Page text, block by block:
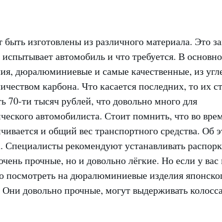
изготовлены из различного материала. Это
автомобиль и что требуется. В
дюралюминиевые и самые качественные, из
карбона. Что касается последних, то их
70-ти тысяч рублей, что довольно много для
автомобилиста. Стоит помнить, что во
и общий вес транспортного средства. Об
Специалисты рекомендуют устанавливать
прочные, но и довольно лёгкие. Но если у вас
посмотреть на дюралюминиевые изделия
Они довольно прочные, могут выдерживать